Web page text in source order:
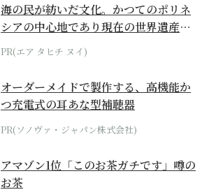
海の民が紡いだ文化。かつてのポリネ
シアの中心地であり現在の世界遺産か
らみえてくる...
PR(エア タヒチ ヌイ)
オーダーメイドで製作する、高機能か
つ充電式の耳あな型補聴器
PR(ソノヴァ・ジャパン株式会社)
アマゾン1位「このお茶ガチです」噂の
お茶